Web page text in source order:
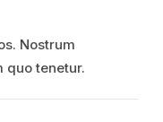
Nostrum
quo tenetur.